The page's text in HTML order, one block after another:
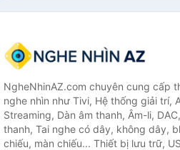
NgheNhinAZ.com chuyên cung cấp
nghe nhìn như Tivi, Hệ thống giải trí,
Streaming, Dàn âm thanh, Âm-li,
thanh, Tai nghe có dây, không dây,
chiếu, màn chiếu... Thiết bị lưu trữ,